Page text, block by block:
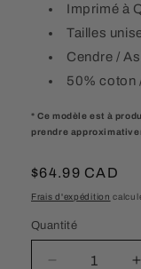
Imprimé à
Tailles
Cendre /
50% coton
* Ce modèle est à
prendre
Prix
habituel
$64.99 CAD
Frais d'expédition
Quantité
Quantité